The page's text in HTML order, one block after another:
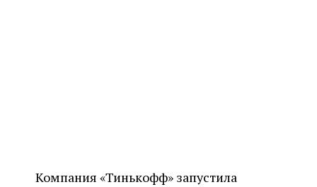
Компания «Тинькофф» запустила